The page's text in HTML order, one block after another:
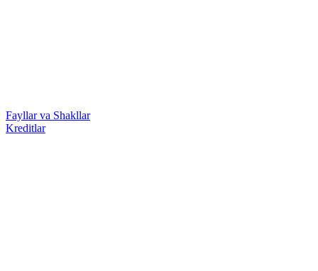
Fayllar va Shakllar
Kreditlar